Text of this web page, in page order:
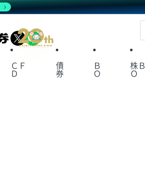
X
ＣＦ
Ｄ
債
券
Ｂ
Ｏ
株Ｂ
Ｏ